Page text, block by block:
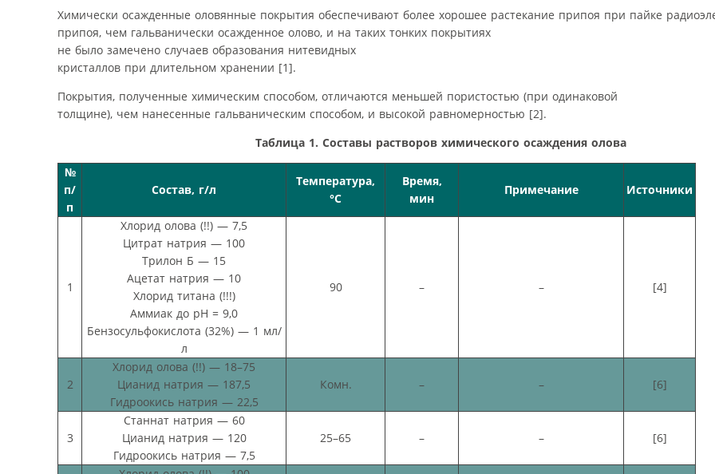
Химически осажденные оловянные покрытия обеспечивают более хорошее растекание припоя при пайке
припоя, чем гальванически осажденное олово, и на таких тонких покрытиях
не было замечено случаев образования нитевидных
кристаллов при длительном хранении [1].
Покрытия, полученные химическим способом, отличаются меньшей пористостью (при одинаковой
толщине), чем нанесенные гальваническим способом, и высокой равномерностью [2].
Таблица 1. Составы растворов химического осаждения олова
№
п/
п
Состав, г/л
Температура,
°С
Время,
мин
Примечание Источники
1
Хлорид олова (!!) — 7,5
Цитрат натрия — 100
Трилон Б — 15
Ацетат натрия — 10
Хлорид титана (!!!)
Аммиак до рН = 9,0
Бензосульфокислота (32%) — 1 мл/
л
90 – – [4]
2
Хлорид олова (!!) — 18–75
Цианид натрия — 187,5
Гидроокись натрия — 22,5
Комн. – – [6]
3
Станнат натрия — 60
Цианид натрия — 120
Гидроокись натрия — 7,5
25–65 – – [6]